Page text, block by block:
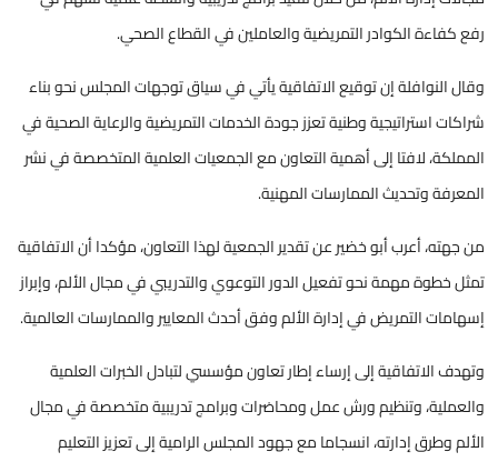
رفع كفاءة الكوادر التمريضية والعاملين في القطاع الصحي.
وقال النوافلة إن توقيع الاتفاقية يأتي في سياق توجهات المجلس نحو بناء
شراكات استراتيجية وطنية تعزز جودة الخدمات التمريضية والرعاية الصحية في
المملكة، لافتا إلى أهمية التعاون مع الجمعيات العلمية المتخصصة في نشر
المعرفة وتحديث الممارسات المهنية.
من جهته، أعرب أبو خضير عن تقدير الجمعية لهذا التعاون، مؤكدا أن الاتفاقية
تمثل خطوة مهمة نحو تفعيل الدور التوعوي والتدريبي في مجال الألم، وإبراز
إسهامات التمريض في إدارة الألم وفق أحدث المعايير والممارسات العالمية.
وتهدف الاتفاقية إلى إرساء إطار تعاون مؤسسي لتبادل الخبرات العلمية
والعملية، وتنظيم ورش عمل ومحاضرات وبرامج تدريبية متخصصة في مجال
الألم وطرق إدارته، انسجاما مع جهود المجلس الرامية إلى تعزيز التعليم